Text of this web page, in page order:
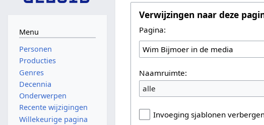
Verwijzingen naar deze
Pagina:
Naamruimte:
alle
Invoeging sjablonen
Menu
Personen
Producties
Genres
Decennia
Onderwerpen
Recente wijzigingen
Willekeurige pagina